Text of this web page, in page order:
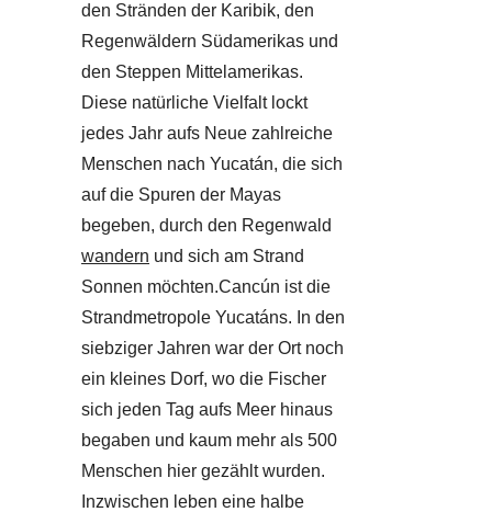
den Stränden der Karibik, den
Regenwäldern Südamerikas und
den Steppen Mittelamerikas.
Diese natürliche Vielfalt lockt
jedes Jahr aufs Neue zahlreiche
Menschen nach Yucatán, die sich
auf die Spuren der Mayas
begeben, durch den Regenwald
wandern und sich am Strand
Sonnen möchten.Cancún ist die
Strandmetropole Yucatáns. In den
siebziger Jahren war der Ort noch
ein kleines Dorf, wo die Fischer
sich jeden Tag aufs Meer hinaus
begaben und kaum mehr als 500
Menschen hier gezählt wurden.
Inzwischen leben eine halbe